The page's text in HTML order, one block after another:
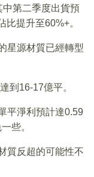
第二季度出貨預
提升至60%+。
星源材質已經轉型
到16-17億平。
平淨利預計達0.59
些。
質反超的可能性不